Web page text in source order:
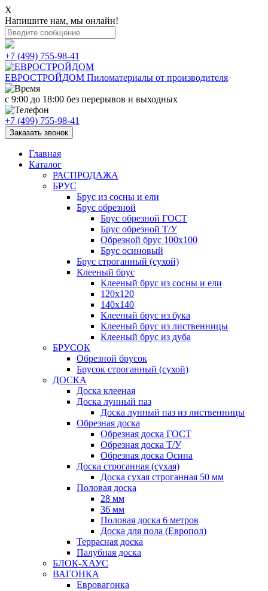
X
Напишите нам, мы онлайн!
+7 (499) 755-98-41
ЕВРОСТРОЙДОМ Пиломатериалы от производителя
с 9:00 до 18:00 без перерывов и выходных
+7 (499) 755-98-41
Заказать звонок
Главная
Каталог
РАСПРОДАЖА
БРУС
Брус из сосны и ели
Брус обрезной
Брус обрезной ГОСТ
Брус обрезной Т/У
Обрезной брус 100х100
Брус осиновый
Брус строганный (сухой)
Клееный брус
Клееный брус из сосны и ели
120х120
140х140
Клееный брус из бука
Клееный брус из лиственницы
Клееный брус из дуба
БРУСОК
Обрезной брусок
Брусок строганный (сухой)
ДОСКА
Доска клееная
Доска лунный паз
Доска лунный паз из лиственницы
Обрезная доска
Обрезная доска ГОСТ
Обрезная доска Т/У
Обрезная доска Осина
Доска строганная (сухая)
Доска сухая строганная 50 мм
Половая доска
28 мм
36 мм
Половая доска 6 метров
Доска для пола (Европол)
Террасная доска
Палубная доска
БЛОК-ХАУС
ВАГОНКА
Евровагонка